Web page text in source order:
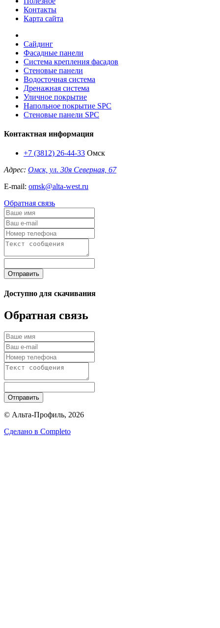
Контакты
Карта сайта
Сайдинг
Фасадные панели
Система крепления фасадов
Стеновые панели
Водосточная система
Дренажная система
Уличное покрытие
Напольное покрытие SPC
Стеновые панели SPC
Контактная информация
+7 (3812) 26-44-33 Омск
Адрес: Омск, ул. 30я Северная, 67
E-mail: omsk@alta-west.ru
Обратная связь
Отправить
Доступно для скачивания
Обратная связь
Отправить
© Альта-Профиль, 2026
Сделано в Completo